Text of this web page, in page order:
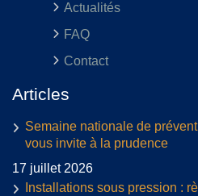
Actualités
FAQ
Contact
Articles
Semaine nationale de
vous invite à la prudence
17 juillet 2026
Installations sous pression :